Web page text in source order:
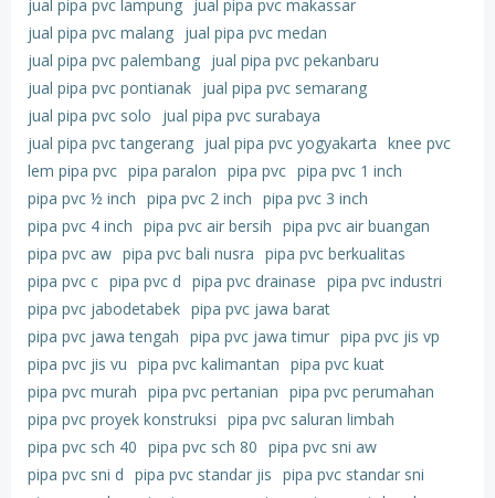
jual pipa pvc lampung jual pipa pvc makassar
jual pipa pvc malang jual pipa pvc medan
jual pipa pvc palembang jual pipa pvc pekanbaru
jual pipa pvc pontianak jual pipa pvc semarang
jual pipa pvc solo
jual pipa pvc surabaya
jual pipa pvc tangerang jual pipa pvc yogyakarta knee pvc
lem pipa pvc pipa paralon pipa pvc pipa pvc 1 inch
pipa pvc ½ inch pipa pvc 2 inch pipa pvc 3 inch
pipa pvc 4 inch pipa pvc air bersih pipa pvc air buangan
pipa pvc aw pipa pvc bali nusra pipa pvc berkualitas
pipa pvc c pipa pvc d pipa pvc drainase pipa pvc industri
pipa pvc jabodetabek pipa pvc jawa barat
pipa pvc jawa tengah pipa pvc jawa timur pipa pvc jis vp
pipa pvc jis vu pipa pvc kalimantan pipa pvc kuat
pipa pvc murah pipa pvc pertanian pipa pvc perumahan
pipa pvc proyek konstruksi pipa pvc saluran limbah
pipa pvc sch 40 pipa pvc sch 80 pipa pvc sni aw
pipa pvc sni d pipa pvc standar jis pipa pvc standar sni